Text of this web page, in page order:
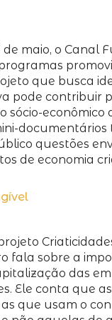
maio, o Canal
que busca
pode contribuir
sócio-econômico
documentários
questões
de economia
fala sobre a
das
Ele conta que
que usam o